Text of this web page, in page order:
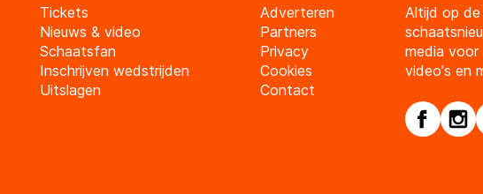
Tickets
Nieuws & video
Schaatsfan
Inschrijven wedstrijden
Uitslagen
Adverteren
Partners
Privacy
Cookies
Contact
Altijd op
media
video's en